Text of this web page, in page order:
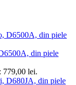
din piele
779,00 lei.